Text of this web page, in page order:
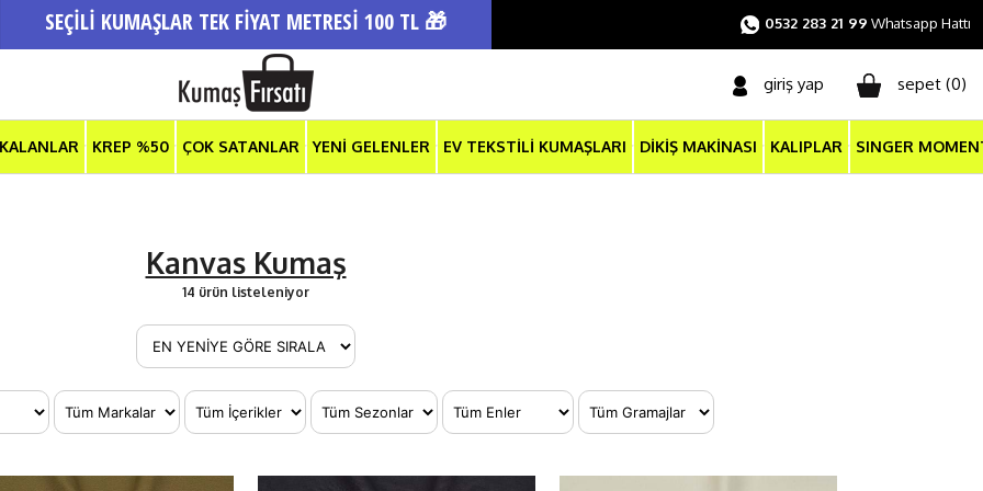
SEÇİLİ KUMAŞLAR TEK FİYAT METRESİ 100 TL 🎁 0532 283 21 99 Whatsapp Hattı
giriş yap sepet (0)
KREP %50 ÇOK SATANLAR YENİ GELENLER EV TEKSTİLİ KUMAŞLARI DİKİŞ MAKİNASI KALIPLAR SINGER
Kanvas Kumaş
14 ürün listeleniyor